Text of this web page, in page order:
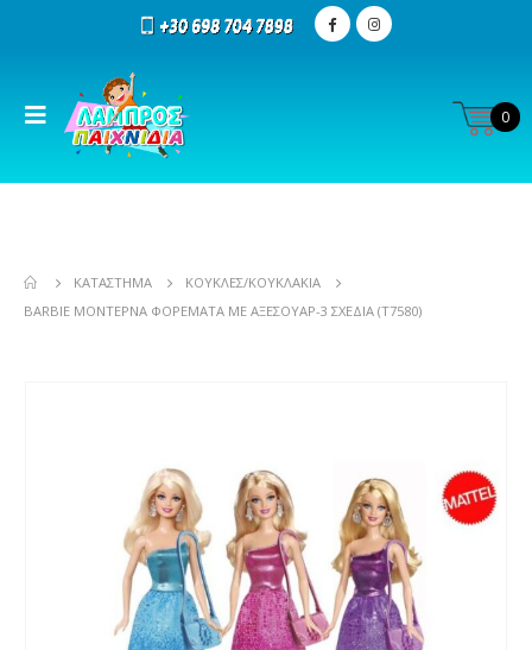
0
ΚΑΤΆΣΤΗΜΑ
ΚΟΎΚΛΕΣ/ΚΟΥΚΛΆΚΙΑ
BARBIE ΜΟΝΤΈΡΝΑ ΦΟΡΈΜΑΤΑ ΜΕ ΑΞΕΣΟΥΆΡ-3 ΣΧΈΔΙΑ (T7580)